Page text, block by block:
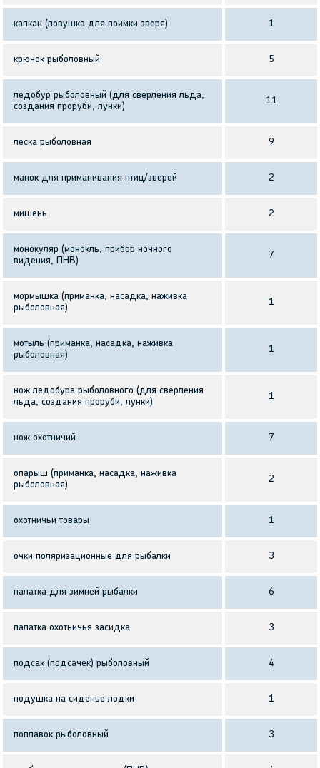
капкан (ловушка для поимки зверя) 1
крючок рыболовный 5
ледобур рыболовный (для сверления льда,
создания проруби, лунки)
11
леска рыболовная 9
манок для приманивания птиц/зверей 2
мишень 2
монокуляр (монокль, прибор ночного
видения, ПНВ)
7
мормышка (приманка, насадка, наживка
рыболовная)
1
мотыль (приманка, насадка, наживка
рыболовная)
1
нож ледобура рыболовного (для сверления
льда, создания проруби, лунки)
1
нож охотничий 7
опарыш (приманка, насадка, наживка
рыболовная)
2
охотничьи товары 1
очки поляризационные для рыбалки 3
палатка для зимней рыбалки 6
палатка охотничья засидка 3
подсак (подсачек) рыболовный 4
подушка на сиденье лодки 1
поплавок рыболовный 3